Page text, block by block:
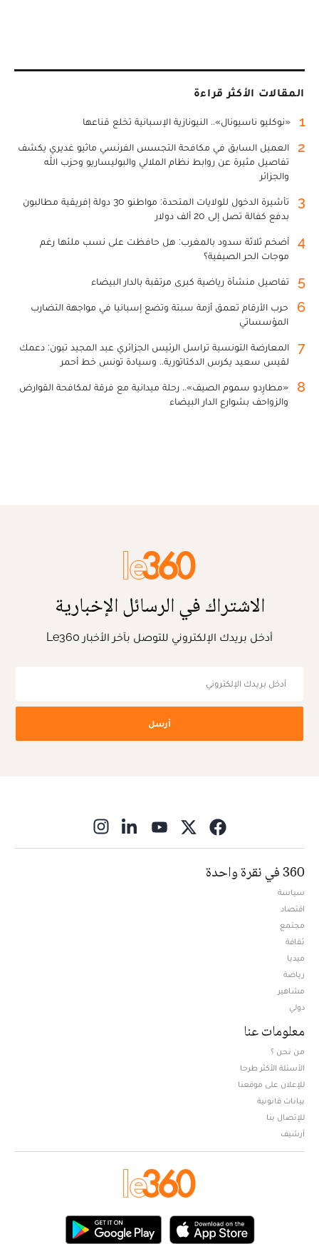
المقالات الأكثر قراءة
1 «نوكليو ناسيونال».. النيونازية الإسبانية تخلع قناعها
2
العميل السابق في مكافحة التجسس الفرنسي ماثيو غديري يكشف
تفاصيل مثيرة عن روابط نظام الملالي والبوليساريو وحزب الله
والجزائر
3
تأشيرة الدخول للولايات المتحدة: مواطنو 30 دولة إفريقية مطالبون
بدفع كفالة تصل إلى 20 ألف دولار
4
أضخم ثلاثة سدود بالمغرب: هل حافظت على نسب ملئها رغم
موجات الحر الصيفية؟
5 تفاصيل منشأة رياضية كبرى مرتقبة بالدار البيضاء
6
حرب الأرقام تعمق أزمة سبتة وتضع إسبانيا في مواجهة التضارب
المؤسساتي
7
المعارضة التونسية تراسل الرئيس الجزائري عبد المجيد تبون: دعمك
لقيس سعيد يكرس الدكتاتورية.. وسيادة تونس خط أحمر
8
«مطارِدو سموم الصيف».. رحلة ميدانية مع فرقة لمكافحة القوارض
والزواحف بشوارع الدار البيضاء
الاشتراك في الرسائل الإخبارية
أدخل بريدك الإلكتروني للتوصل بآخر الأخبار Le360
أرسل
360 في نقرة واحدة
سياسة
اقتصاد
مجتمع
ثقافة
ميديا
رياضة
مشاهير
دولي
معلومات عنا
من نحن ؟
الأسئلة الأكثر طرحا
للإعلان على موقعنا
بيانات قانونية
للإتصال بنا
أرشيف